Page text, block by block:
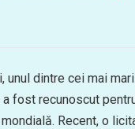
unul dintre cei mai
fost recunoscut
Recent, o